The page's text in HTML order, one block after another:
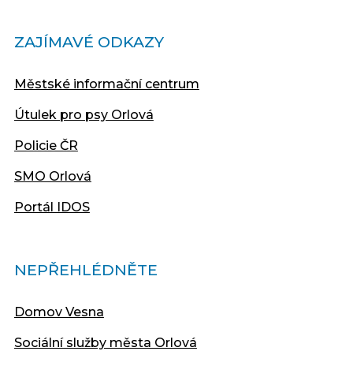
ZAJÍMAVÉ ODKAZY
Městské informační centrum
Útulek pro psy Orlová
Policie ČR
SMO Orlová
Portál IDOS
NEPŘEHLÉDNĚTE
Domov Vesna
Sociální služby města Orlová